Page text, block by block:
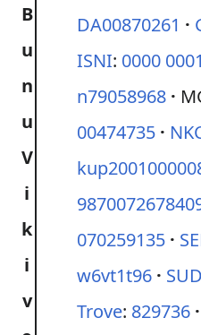
DA00870261
ISNI: 0000
n79058968
00474735
070259135
w6vt1t96
Trove: 829736